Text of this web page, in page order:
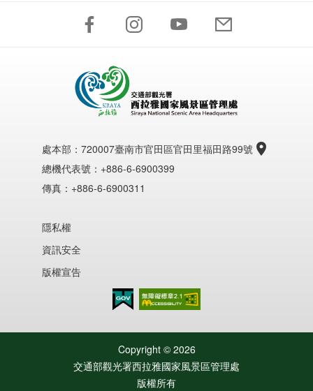
處本部： 720007臺南市官田區官田里福田路99號
總機代表號：+886-6-6900399
傳真：+886-6-6900311
隱私權
資訊安全
版權宣告
Copyright © 2026
交通部觀光署西拉雅國家風景區管理處
版權所有